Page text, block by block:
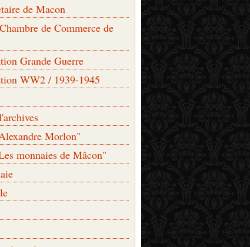
de Macon
de Commerce de
Grande Guerre
WW2 / 1939-1945
Morlon"
monnaies de Mâcon"